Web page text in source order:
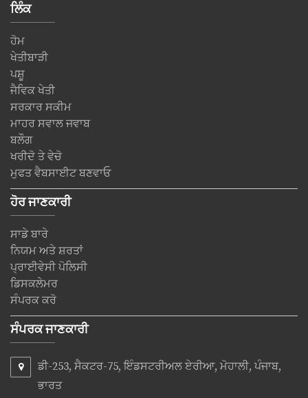
ਲਿੰਕ
ਹੋਮ
ਖੇਤੀਬਾੜੀ
ਪਸ਼ੂ
ਜੈਵਿਕ ਖੇਤੀ
ਸਰਕਾਰ ਸਕੀਮ
ਮਾਹਰ ਸਵਾਲ ਜਵਾਬ
ਬਲੌਗ
ਖਰੀਦੋ ਤੇ ਵੇਚੋ
ਮੁਫਤ ਵੈਬਸਾਈਟ ਬਣਵਾਓ
ਹੋਰ ਜਾਣਕਾਰੀ
ਸਾਡੇ ਬਾਰੇ
ਨਿਯਮ ਅਤੇ ਸ਼ਰਤਾਂ
ਪ੍ਰਾਈਵੇਸੀ ਪੋਲਿਸੀ
ਡਿਸਕਲੇਮਰ
ਸੰਪਰਕ ਕਰੋ
ਸੰਪਰਕ ਜਾਣਕਾਰੀ
ਡੀ-253, ਸੈਕਟਰ-75, ਇੰਡਸਟਰੀਅਲ ਏਰੀਆ, ਮੋਹਾਲੀ, ਪੰਜਾਬ,
ਭਾਰਤ